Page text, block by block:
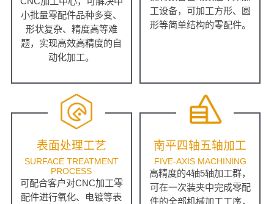
小批量零配件品种多变、
形状复杂、精度高等难
题，实现高效高精度的自
动化加工。
工设备，可加工方形、圆
形等简单结构的零配件。
表面处理工艺
SURFACE TREATMENT
PROCESS
可配合客户对CNC加工零
配件进行氧化、电镀等表
南平四轴五轴加工
FIVE-AXIS MACHINING
高精度的4轴5轴加工群，
可在一次装夹中完成零配
件的全部机械加工工序，